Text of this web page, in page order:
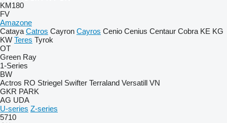
KM180
FV
Amazone
Cataya Catros Cayron Cayros Cenio Cenius Centaur Cobra KE KG
KW Teres Tyrok
OT
Green Ray
1-Series
BW
Actros RO Striegel Swifter Terraland Versatill VN
GKR PARK
AG UDA
U-series Z-series
5710